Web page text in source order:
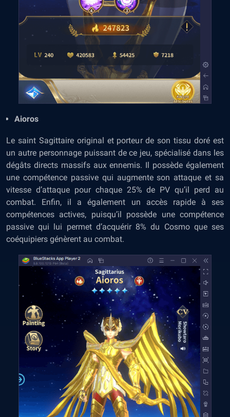
Aioros
Le saint Sagittaire original et porteur de son tissu doré est
un autre personnage puissant de ce jeu, spécialisé dans les
dégâts directs massifs aux ennemis. Il possède également
une compétence passive qui augmente son attaque et sa
vitesse d’attaque pour chaque 25% de PV qu’il perd au
combat. Enfin, il a également un accès rapide à ses
compétences actives, puisqu’il possède une compétence
passive qui lui permet d’acquérir 8% du Cosmo que ses
coéquipiers génèrent au combat.